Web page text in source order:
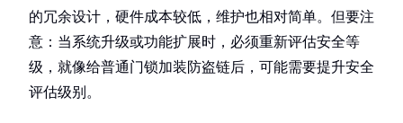
的冗余设计，硬件成本较低，维护也相对简单。但要注
意：当系统升级或功能扩展时，必须重新评估安全等
级，就像给普通门锁加装防盗链后，可能需要提升安全
评估级别。